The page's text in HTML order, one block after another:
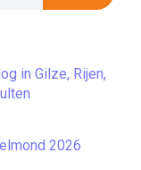
in Gilze, Rijen,
2026